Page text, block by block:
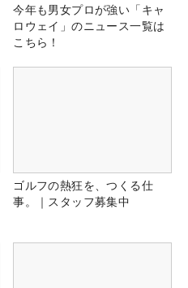
今年も男女プロが強い「キャ
ロウェイ」のニュース一覧は
こちら！
ゴルフの熱狂を、つくる仕
事。｜スタッフ募集中